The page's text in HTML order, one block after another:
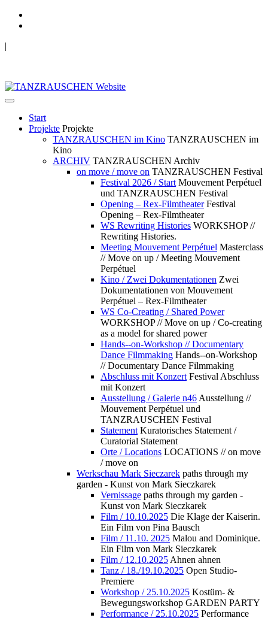
|
Start
Projekte Projekte
TANZRAUSCHEN im Kino TANZRAUSCHEN im
Kino
ARCHIV TANZRAUSCHEN Archiv
on move / move on TANZRAUSCHEN Festival
Festival 2026 / Start Mouvement Perpétuel
und TANZRAUSCHEN Festival
Opening – Rex-Filmtheater Festival
Opening – Rex-Filmtheater
WS Rewriting Histories WORKSHOP //
Rewriting Histories.
Meeting Mouvement Perpétuel Masterclass
// Move on up / Meeting Mouvement
Perpétuel
Kino / Zwei Dokumentationen Zwei
Dokumentationen von Mouvement
Perpétuel – Rex-Filmtheater
WS Co-Creating / Shared Power
WORKSHOP // Move on up / Co-creating
as a model for shared power
Hands--on-Workshop // Documentary
Dance Filmmaking Hands--on-Workshop
// Documentary Dance Filmmaking
Abschluss mit Konzert Festival Abschluss
mit Konzert
Ausstellung / Galerie n46 Ausstellung //
Mouvement Perpétuel und
TANZRAUSCHEN Festival
Statement Kuratorisches Statement /
Curatorial Statement
Orte / Locations LOCATIONS // on move
/ move on
Werkschau Mark Sieczarek paths through my
garden - Kunst von Mark Sieczkarek
Vernissage paths through my garden -
Kunst von Mark Sieczkarek
Film / 10.10.2025 Die Klage der Kaiserin.
Ein Film von Pina Bausch
Film / 11.10. 2025 Malou and Dominique.
Ein Film von Mark Sieczkarek
Film / 12.10.2025 Ahnen ahnen
Tanz / 18./19.10.2025 Open Studio-
Premiere
Workshop / 25.10.2025 Kostüm- &
Bewegungsworkshop GARDEN PARTY
Performance / 25.10.2025 Performance